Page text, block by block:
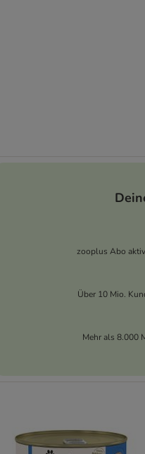
zooplus Abo
Über 10 Mio.
Mehr als 8.000